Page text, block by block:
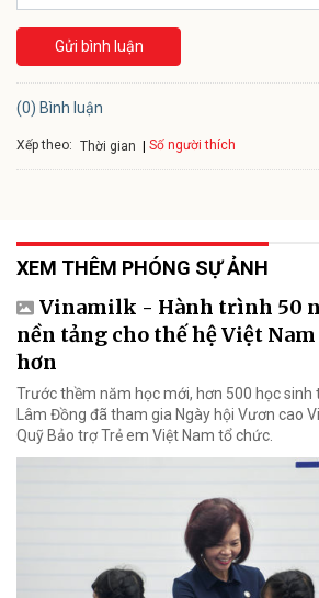
Gửi bình luận
(0) Bình luận
Xếp theo: Thời gian Số người thích
XEM THÊM PHÓNG SỰ ẢNH
Vinamilk - Hành trình 50
nền tảng cho thế hệ Việt
hơn
Trước thềm năm học mới, hơn 500 học sinh
Lâm Đồng đã tham gia Ngày hội Vươn cao
Quỹ Bảo trợ Trẻ em Việt Nam tổ chức.